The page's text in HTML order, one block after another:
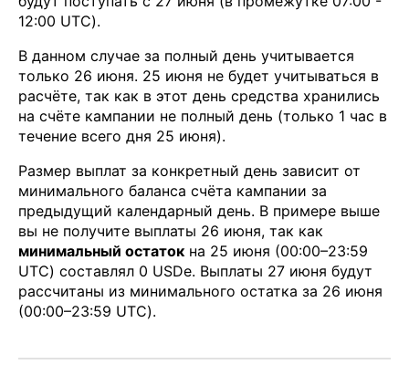
12:00 UTC).
В данном случае за полный день учитывается
только 26 июня. 25 июня не будет учитываться в
расчёте, так как в этот день средства хранились
на счёте кампании не полный день (только 1 час в
течение всего дня 25 июня).
Размер выплат за конкретный день зависит от
минимального баланса счёта кампании за
предыдущий календарный день. В примере выше
вы не получите выплаты 26 июня, так как
минимальный остаток на 25 июня (00:00–23:59
UTC) составлял 0 USDe. Выплаты 27 июня будут
рассчитаны из минимального остатка за 26 июня
(00:00–23:59 UTC).